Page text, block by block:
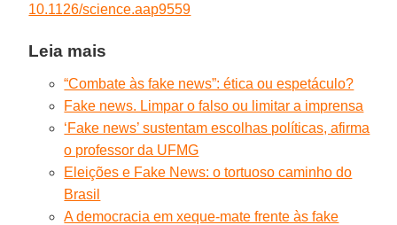
10.1126/science.aap9559
Leia mais
“Combate às fake news”: ética ou espetáculo?
Fake news. Limpar o falso ou limitar a imprensa
‘Fake news’ sustentam escolhas políticas, afirma
o professor da UFMG
Eleições e Fake News: o tortuoso caminho do
Brasil
A democracia em xeque-mate frente às fake